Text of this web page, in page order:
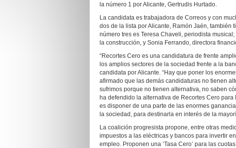
la número 1 por Alicante, Gertrudis Hurtado.
La candidata es trabajadora de Correos y con
dos de la lista por Alicante, Ramón Jaén,
número tres es Teresa Chaveli, periodista
la construcción, y Sonia Ferrando, directora
“Recortes Cero es una candidatura de frente
los amplios sectores de la sociedad frente a la
candidata por Alicante. “Hay que poner los
afirmado que las demás candidaturas no tienen
sufrimos porque no tienen alternativa, no saben
ha defendido la alternativa de Recortes Cero
es disponer de una parte de las enormes
la sociedad, para destinarla en interés de la
La coalición progresista propone, entre otras
impuestos a las eléctricas y bancos para invertir
empleo. Proponen una ‘Tasa Cero’ para las